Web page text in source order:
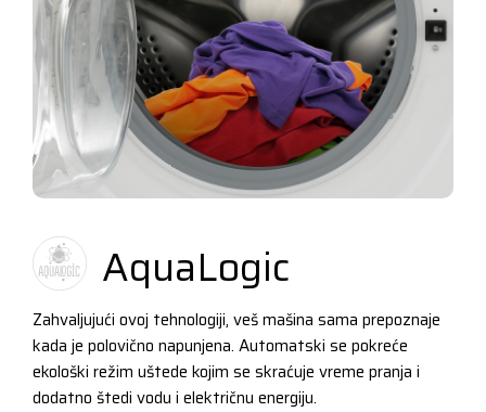
AquaLogic
Zahvaljujući ovoj tehnologiji, veš mašina sama prepoznaje
kada je polovično napunjena. Automatski se pokreće
ekološki režim uštede kojim se skraćuje vreme pranja i
dodatno štedi vodu i električnu energiju.